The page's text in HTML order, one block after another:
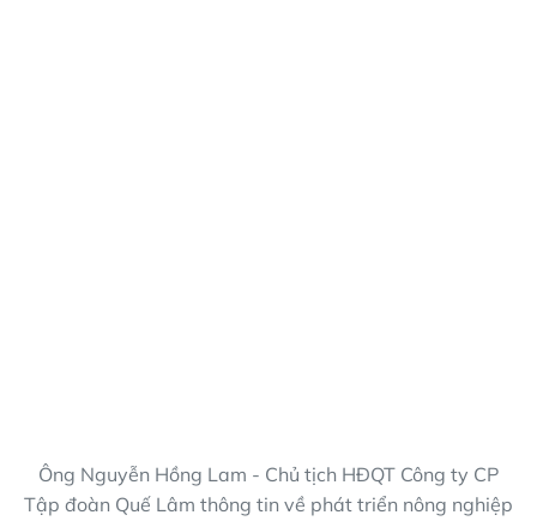
Ông Nguyễn Hồng Lam - Chủ tịch HĐQT Công ty CP
Tập đoàn Quế Lâm thông tin về phát triển nông nghiệp